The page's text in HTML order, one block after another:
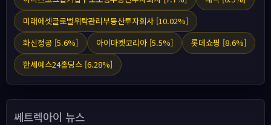
미래에셋글로벌위탁관리부동산투자회사 [10.02%]
화신정공 [5.6%]
아이마켓코리아 [5.5%]
롯데쇼핑 [8.6%]
한세예스24홀딩스 [6.28%]
쎄트렉아이 뉴스